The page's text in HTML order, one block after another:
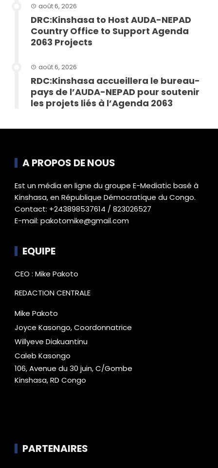
août 6, 2026
DRC:Kinshasa to Host AUDA-NEPAD
Country Office to Support Agenda
2063 Projects
août 6, 2026
RDC:Kinshasa accueillera le bureau-
pays de l’AUDA-NEPAD pour soutenir
les projets liés à l’Agenda 2063
A PROPOS DE NOUS
Est un média en ligne du groupe E-Mediatic basé à
Kinshasa, en République Démocratique du Congo.
Contact: +243898537614 / 823026527
E-mail: pakotomike@gmail.com
EQUIPE
CEO : Mike Pakoto
REDACTION CENTRALE
Mike Pakoto
Joyce Kasongo, Coordonnatrice
Willyeve Diakuantinu
Caleb Kasongo
106, Avenue du 30 juin, C/Gombe
Kinshasa, RD Congo
PARTENAIRES